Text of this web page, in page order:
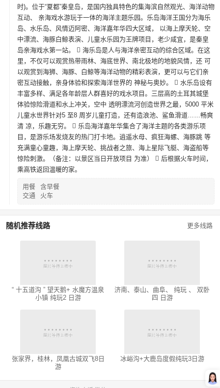
时)。位于“夏都”秦皇岛，是国内独具特色的集海滨自然观光、海洋动物
互动、 亲海戏水游玩于一体的海洋主题乐园。乐岛海洋王国分为海乐
岛、水乐岛、风情迈阿密、海洋嘉年华四大区域， 以海上摩天轮、空
中漂流、海豚白鲸表演、儿童水乐园为王牌项目，老少咸宜，是秦皇
岛亲海戏水第一站。  海乐岛是人与海洋亲密互动的综合区域。在这
里，不仅可以观赏热带雨林、海底世界、南北极地的地貌风情，还 可
以观赏到海狮、海豚、白鲸等海洋动物的精彩表演，更可以与它们亲
密互动接触，亲身体验和探索海洋世界的 神秘与奥妙。  水乐岛设有
丰富多样、满足各年龄层人群喜好的戏水项目。三层高的土耳其城堡
体验惊险滑道和水上冲关，空中 透明漂流河创造世界之最，5000 平米
儿童水世界针对5 至8 周岁儿童打造，还有造浪池、鲨鱼滑道……畅爽
清 凉，乐趣无穷。  乐岛海洋嘉年华集合了海洋主题的各类游乐项
目，是游乐场发烧友的热门打卡地。逍遥水母、疯狂海螺、海豚跳 等
充满童心童趣，海上摩天轮、挑战者之旅、海上星际飞艇、海盗船等
惊险刺激。（备注：以景区当日开放项目 为准）  后根据火车时间，
乘高铁返回温暖的家。
用餐
含早餐
交通
火车
更多线路
随机推荐线路
“ 十五道沟 ” 望天鹅+ 水魔方温泉
小镇 纯玩2 日游
济南、泰山、曲阜、 纯玩 、 双卧
四 日游
张家界，桂林，凤凰古城双飞8日
游
冰峪沟+大鹿岛度假纯玩3日游